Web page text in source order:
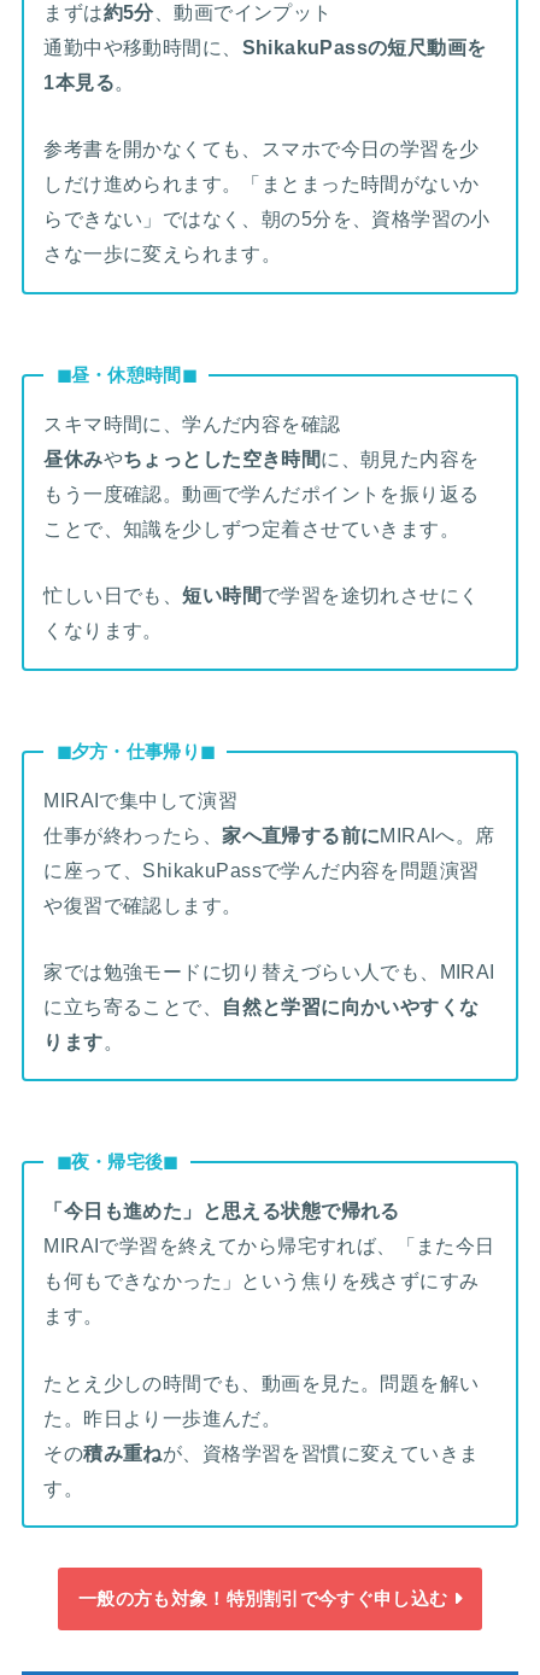
まずは約5分、動画でインプット
通勤中や移動時間に、 ShikakuPassの短尺動画を
1本見る。
参考書を開かなくても、スマホで今日の学習を少
しだけ進められます。「まとまった時間がないか
らできない」ではなく、朝の5分を、資格学習の小
さな一歩に変えられます。
◼︎昼・休憩時間◼︎
スキマ時間に、学んだ内容を確認
昼休みやちょっとした空き時間に、朝見た内容を
もう一度確認。動画で学んだポイントを振り返る
ことで、知識を少しずつ定着させていきます。
忙しい日でも、短い時間で学習を途切れさせにく
くなります。
◼︎夕方・仕事帰り◼︎
MIRAIで集中して演習
仕事が終わったら、 家へ直帰する前にMIRAIへ。席
に座って、ShikakuPassで学んだ内容を問題演習
や復習で確認します。
家では勉強モードに切り替えづらい人でも、MIRAI
に立ち寄ることで、
自然と学習に向かいやすくな
ります。
◼︎夜・帰宅後◼︎
「今日も進めた」と思える状態で帰れる
MIRAIで学習を終えてから帰宅すれば、「また今日
も何もできなかった」という焦りを残さずにすみ
ます。
たとえ少しの時間でも、動画を見た。問題を解い
た。昨日より一歩進んだ。
その積み重ねが、資格学習を習慣に変えていきま
す。
一般の方も対象！特別割引で今すぐ申し込む